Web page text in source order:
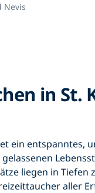
Nevis
in St.
ein entspanntes,
liegen inTiefen
aller